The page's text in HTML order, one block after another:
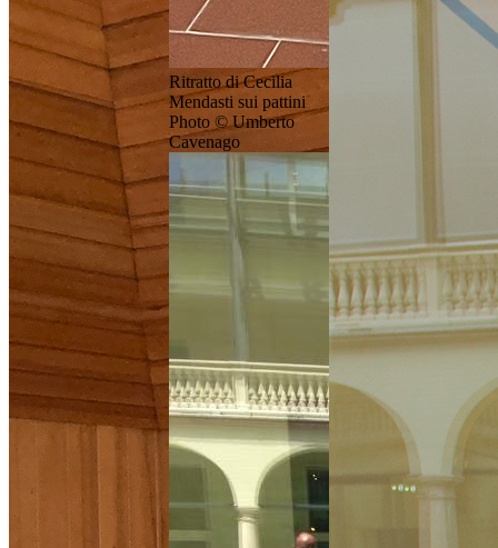
Ritratto di Cecilia
Mendasti sui pattini
Photo © Umberto
Cavenago